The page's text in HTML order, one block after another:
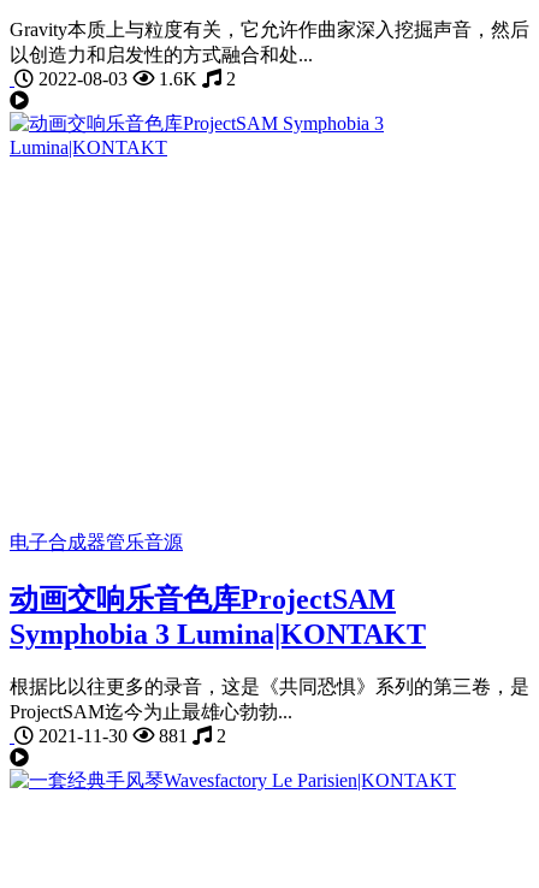
Gravity本质上与粒度有关，它允许作曲家深入挖掘声音，然后
以创造力和启发性的方式融合和处...
2022-08-03
1.6K 2
电子合成器管乐音源
动画交响乐音色库ProjectSAM
Symphobia 3 Lumina|KONTAKT
根据比以往更多的录音，这是《共同恐惧》系列的第三卷，是
ProjectSAM迄今为止最雄心勃勃...
2021-11-30
881 2